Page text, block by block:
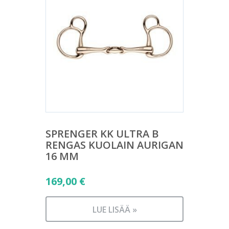
SPRENGER KK ULTRA B
RENGAS KUOLAIN AURIGAN
16 MM
169,00 €
LUE LISÄÄ »